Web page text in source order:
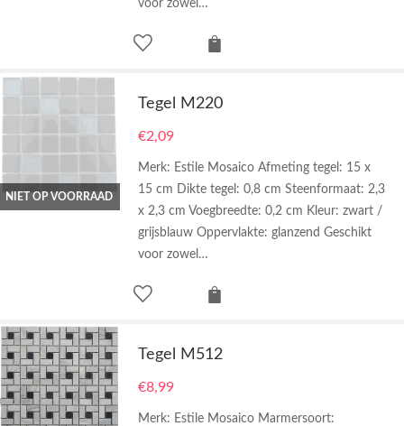
voor zowel…
NIET OP VOORRAAD
Tegel M220
€2,09
Merk: Estile Mosaico Afmeting tegel: 15 x
15 cm Dikte tegel: 0,8 cm Steenformaat: 2,3
x 2,3 cm Voegbreedte: 0,2 cm Kleur: zwart /
grijsblauw Oppervlakte: glanzend Geschikt
voor zowel…
Tegel M512
€8,99
Merk: Estile Mosaico Marmersoort: